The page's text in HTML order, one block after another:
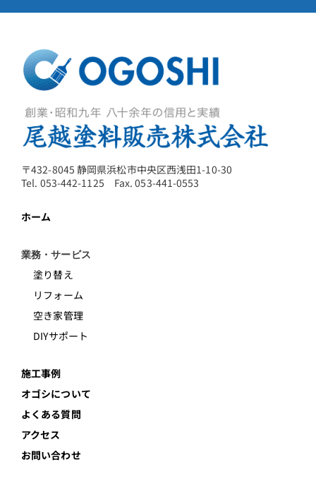
〒432-8045 静岡県浜松市中央区西浅田1-10-30
Tel. 053-442-1125 Fax. 053-441-0553
ホーム
業務・サービス
塗り替え
リフォーム
空き家管理
DIYサポート
施工事例
オゴシについて
よくある質問
アクセス
お問い合わせ